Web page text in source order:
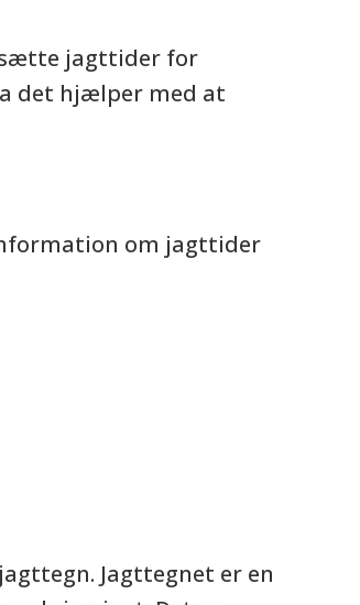
jagttider for
det hjælper med at
om jagttider
Jagttegnet er en